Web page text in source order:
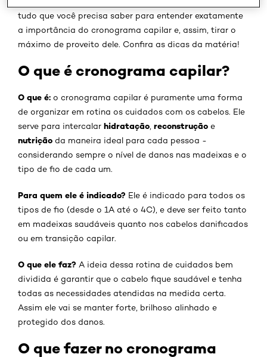
tudo que você precisa saber para entender exatamente
a importância do cronograma capilar e, assim, tirar o
máximo de proveito dele. Confira as dicas da matéria!
O que é cronograma capilar?
O que é: o cronograma capilar é puramente uma forma
de organizar em rotina os cuidados com os cabelos. Ele
serve para intercalar hidratação reconstrução e
nutrição da maneira ideal para cada pessoa -
considerando sempre o nível de danos nas madeixas e o
tipo de fio de cada um.
Para quem ele é indicado? Ele é indicado para todos os
tipos de fio (desde o 1A até o 4C), e deve ser feito tanto
em madeixas saudáveis quanto nos cabelos danificados
ou em transição capilar.
O que ele faz? A ideia dessa rotina de cuidados bem
dividida é garantir que o cabelo fique saudável e tenha
todas as necessidades atendidas na medida certa.
Assim ele vai se manter forte, brilhoso alinhado e
protegido dos danos.
O que fazer no cronograma